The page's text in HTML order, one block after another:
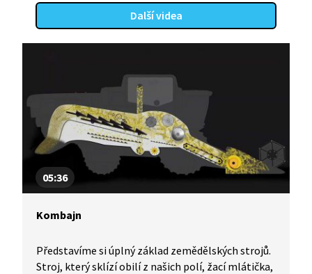
Další videa
05:36
Kombajn
Představíme si úplný základ zemědělských strojů.
Stroj, který sklízí obilí z našich polí, žací mlátička,